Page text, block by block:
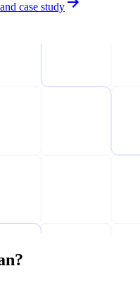
case study